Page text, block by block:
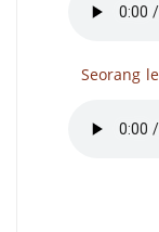
Seorang